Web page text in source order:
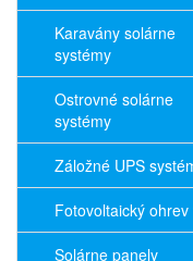
Karavány solárne
systémy
Ostrovné solárne
systémy
Záložné UPS
Fotovoltaický ohrev
Solárne panely